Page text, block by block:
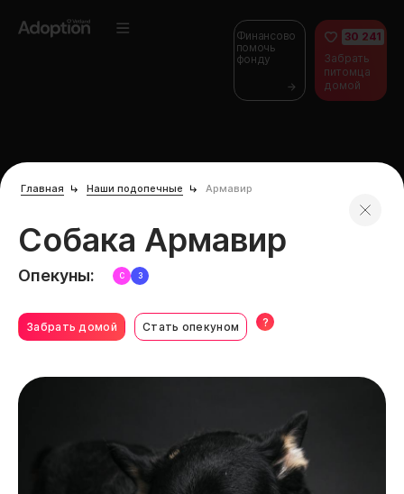
Финансово
помочь
фонду
30 241
Забрать
питомца
домой
Главная Наши подопечные Армавир
Собака Армавир
Забрать домой Стать опекуном ?
Опекуны: С З